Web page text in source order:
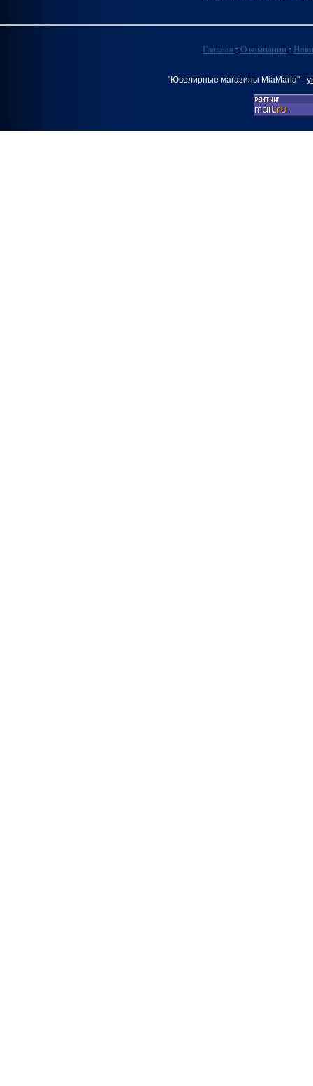
Главная :О компании :
"Ювелирные магазины MiaMaria" -